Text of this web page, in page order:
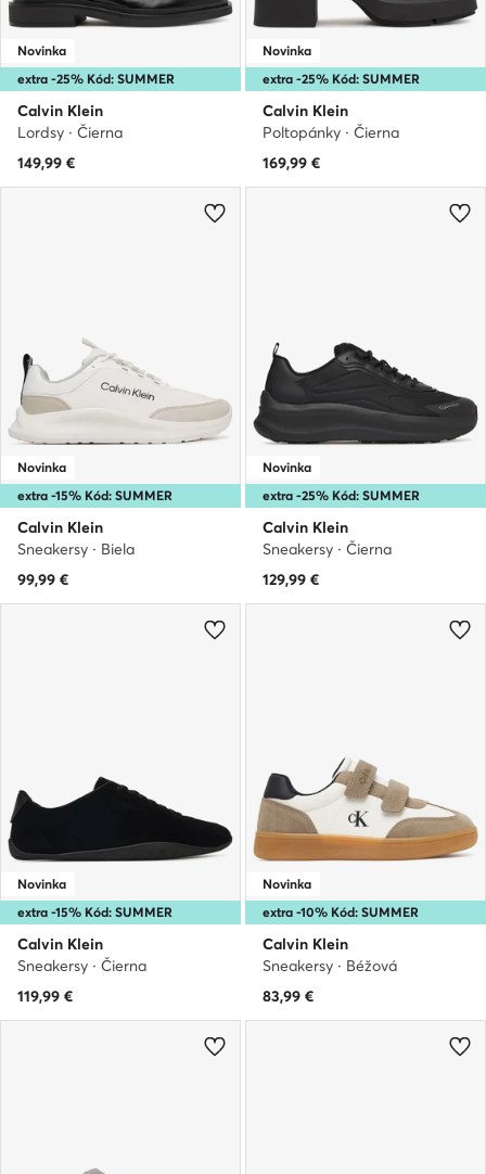
extra -25% Kód: SUMMER
Novinka
Calvin Klein
Lordsy · Čierna
149,99 €
extra -25% Kód: SUMMER
Novinka
Calvin Klein
Poltopánky · Čierna
169,99 €
extra -15% Kód: SUMMER
Novinka
Calvin Klein
Sneakersy · Biela
99,99 €
extra -25% Kód: SUMMER
Novinka
Calvin Klein
Sneakersy · Čierna
129,99 €
extra -15% Kód: SUMMER
Novinka
Calvin Klein
Sneakersy · Čierna
119,99 €
extra -10% Kód: SUMMER
Novinka
Calvin Klein
Sneakersy · Béžová
83,99 €